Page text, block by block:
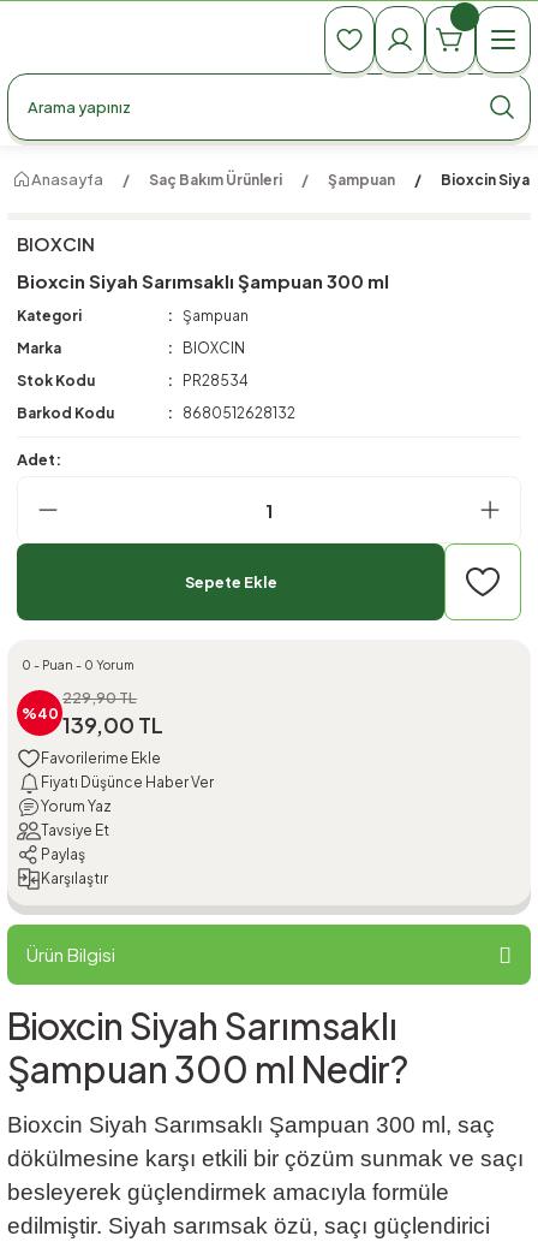
990 TL Üzeri Ücretsiz Kargo
990 TL Üzeri Ücretsiz Kargo
Anasayfa Saç Bakım Ürünleri Şampuan Bioxcin Siyah
BIOXCIN
Bioxcin Siyah Sarımsaklı Şampuan 300 ml
Kategori
Şampuan
Marka
BIOXCIN
Stok Kodu
PR28534
Barkod Kodu
8680512628132
Adet:
Sepete Ekle
0 - Puan - 0 Yorum
%40
229,90 TL
139,00 TL
Fiyatı Düşünce Haber Ver
Yorum Yaz
Tavsiye Et
Paylaş
Karşılaştır
Ürün Bilgisi
Bioxcin Siyah Sarımsaklı
Şampuan 300 ml Nedir?
Bioxcin Siyah Sarımsaklı Şampuan 300 ml, saç
dökülmesine karşı etkili bir çözüm sunmak ve saçı
besleyerek güçlendirmek amacıyla formüle
edilmiştir. Siyah sarımsak özü, saçı güçlendirici